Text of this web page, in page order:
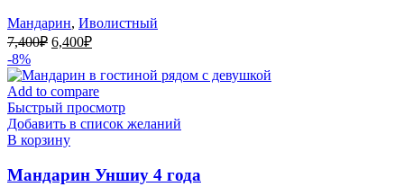
Мандарин, Иволистный
7,400₽ Первоначальная
составляла
7,400₽.
6,400₽Текущая
6,400₽.
-8%
Add to compare
Быстрый просмотр
Добавить в список желаний
В корзину
Мандарин Уншиу 4 года